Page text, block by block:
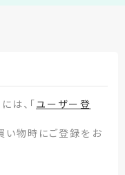
は、「ユーザー登
い物時にご登録をお